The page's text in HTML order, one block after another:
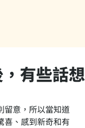
有些話想
留意，所以當知道
喜、感到新奇和有